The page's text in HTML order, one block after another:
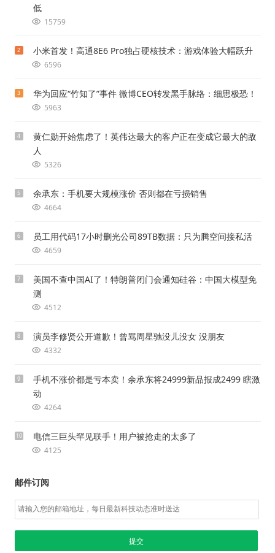
低
15759
2 小米首发！高通8E6 Pro独占硬核技术：游戏体验大幅跃升
6596
3 华为回应“竹知了”事件 微博CEO转发黑手脉络：细思极恐！
5963
4
黄仁勋开始焦虑了！英伟达最大的客户正在变成它最大的敌
人
5326
5 余承东：手机要大规模涨价 否则都在亏损销售
4664
6 员工用代码17小时删光公司89TB数据：只为腾空间接私活
4659
7
美国不查中国AI了！特朗普闭门会通知硅谷：中国大模型免
测
4512
8 演员李修贤公开道歉！曾骂周星驰没儿没女 没朋友
4332
9
手机不涨价都是亏本卖！余承东将24999新品报成2499 瞎激
动
4264
10 电信三巨头罕见联手！用户被抢走的太多了
4125
邮件订阅